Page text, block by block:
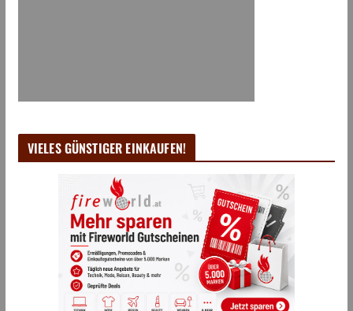
VIELES GÜNSTIGER EINKAUFEN!